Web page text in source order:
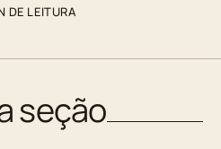
DE LEITURA
seção